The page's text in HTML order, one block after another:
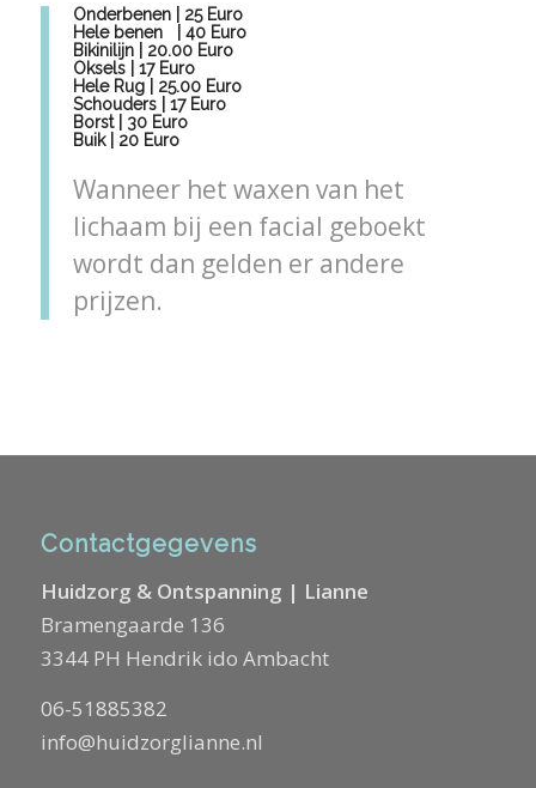
Onderbenen | 25 Euro
Hele benen | 40 Euro
Bikinilijn | 20.00 Euro
Oksels | 17 Euro
Hele Rug | 25.00 Euro
Schouders | 17 Euro
Borst | 30 Euro
Buik | 20 Euro
Wanneer het waxen van het
lichaam bij een facial geboekt
wordt dan gelden er andere
prijzen.
Contactgegevens
Huidzorg & Ontspanning | Lianne
Bramengaarde 136
3344 PH Hendrik ido Ambacht
06-51885382
info@huidzorglianne.nl